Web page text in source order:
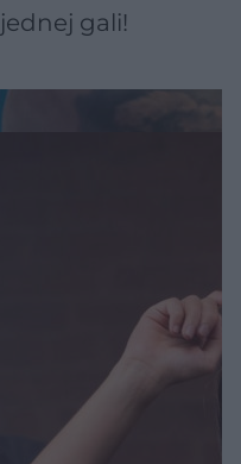
gali!